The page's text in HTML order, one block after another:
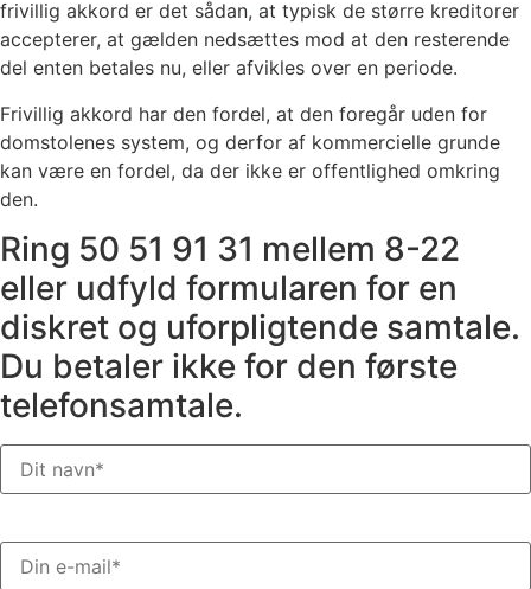
frivillig akkord er det sådan, at typisk de større kreditorer
accepterer, at gælden nedsættes mod at den resterende
del enten betales nu, eller afvikles over en periode.
Frivillig akkord har den fordel, at den foregår uden for
domstolenes system, og derfor af kommercielle grunde
kan være en fordel, da der ikke er offentlighed omkring
den.
Ring 50 51 91 31 mellem 8-22
eller udfyld formularen for en
diskret og uforpligtende samtale.
Du betaler ikke for den første
telefonsamtale.
Navn(Påkrævet)
E-
mail(Påkrævet)